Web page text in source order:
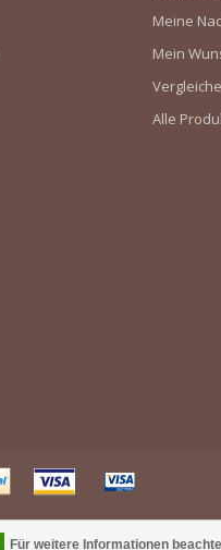
Für weitere Informationen
Meine
Mein
Alle